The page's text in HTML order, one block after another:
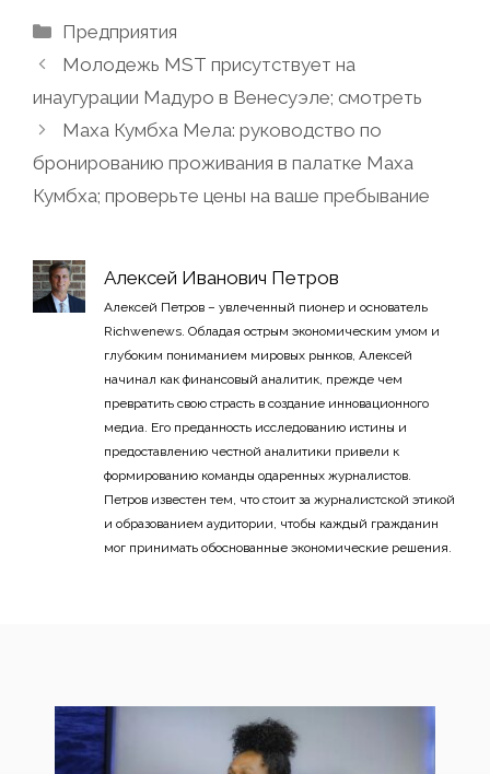
Рубрики
Предприятия
Молодежь MST присутствует на
инаугурации Мадуро в Венесуэле; смотреть
Маха Кумбха Мела: руководство по
бронированию проживания в палатке Маха
Кумбха; проверьте цены на ваше пребывание
Алексей Иванович Петров
Алексей Петров – увлеченный пионер и основатель
Richwenews. Обладая острым экономическим умом и
глубоким пониманием мировых рынков, Алексей
начинал как финансовый аналитик, прежде чем
превратить свою страсть в создание инновационного
медиа. Его преданность исследованию истины и
предоставлению честной аналитики привели к
формированию команды одаренных журналистов.
Петров известен тем, что стоит за журналистской этикой
и образованием аудитории, чтобы каждый гражданин
мог принимать обоснованные экономические решения.